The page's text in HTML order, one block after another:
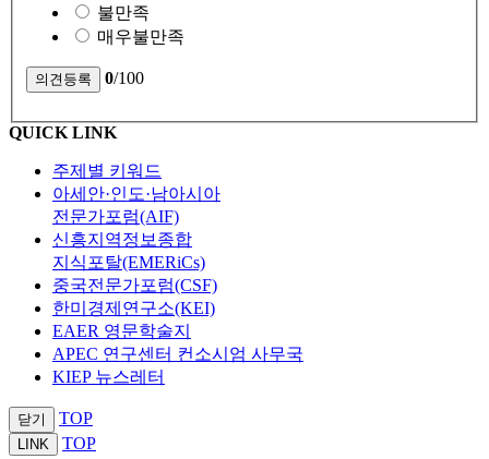
불만족
매우불만족
0/100
QUICK LINK
주제별 키워드
아세안·인도·남아시아
전문가포럼(AIF)
신흥지역정보종합
지식포탈(EMERiCs)
중국전문가포럼(CSF)
한미경제연구소(KEI)
EAER 영문학술지
APEC 연구센터 컨소시엄 사무국
KIEP 뉴스레터
닫기 TOP
LINK TOP